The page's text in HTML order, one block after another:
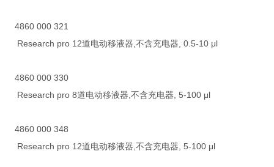
4860 000 321
Research pro 12道电动移液器,不含充电器, 0.5-10 μl
4860 000 330
Research pro 8道电动移液器,不含充电器, 5-100 μl
4860 000 348
Research pro 12道电动移液器,不含充电器, 5-100 μl